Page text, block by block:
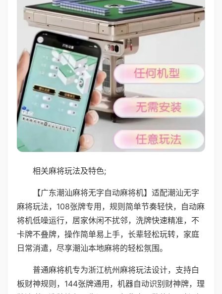
相关麻将玩法及特色;
【广东潮汕麻将无字自动麻将机】适配潮汕无字
麻将玩法，108张牌专用，规则简单节奏轻快，自动麻
将机低噪运行，居家休闲不扰邻，洗牌快速精准，不
卡牌不叠牌，操作简单易上手，长辈轻松玩转，家庭
日常消遣，尽享潮汕本地麻将的轻松氛围。
普通麻将机专为浙江杭州麻将玩法设计，支持白
板财神规则，144张牌通用，机器自动识别财神牌，理